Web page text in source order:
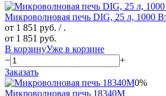
Микроволновая печь DIG, 25 л, 1000
от 1 851 руб. / .
от 1 851 руб.
В корзинуУже в корзине
−
+
Заказать
0%
Микроволновая печь 18340M